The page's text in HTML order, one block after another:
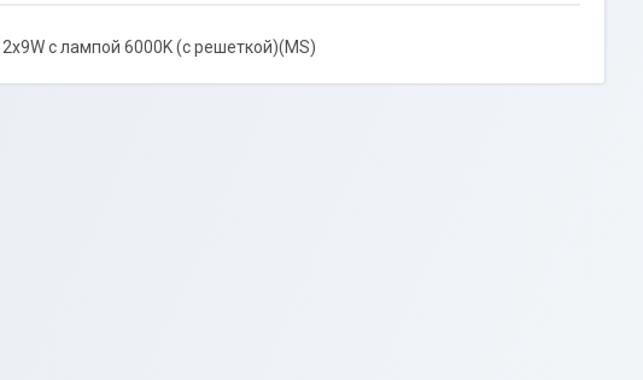
с лампой 6000K (c решеткой)(MS)